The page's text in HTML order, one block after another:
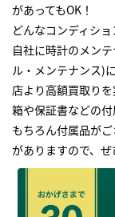
があってもOK！
どんなコンディシ
自社に時計のメン
ル・メンテナンス)
店より高額買取り
箱や保証書などの付
もちろん付属品が
がありますので、